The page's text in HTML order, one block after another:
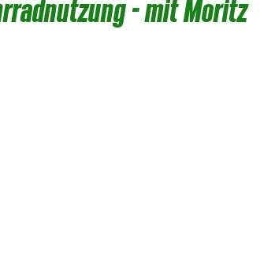
- mit Moritz